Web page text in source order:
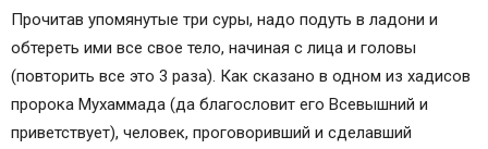
Прочитав упомянутые три суры, надо подуть в ладони и
обтереть ими все свое тело, начиная с лица и головы
(повторить все это 3 раза). Как сказано в одном из хадисов
пророка Мухаммада (да благословит его Всевышний и
приветствует), человек, проговоривший и сделавший